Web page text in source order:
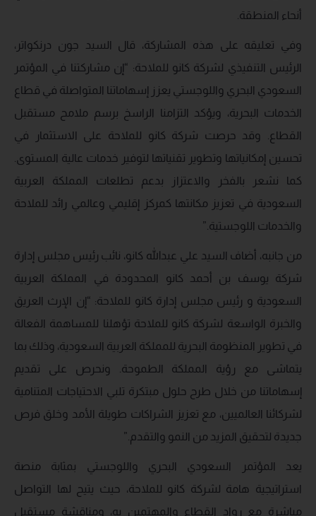
أنحاء المنطقة.
وفي تعليقه على هذه المشاركة، قال السيد جون درنكواتر،
الرئيس التنفيذي لشركة كانو للملاحة: “إن مشاركتنا في المؤتمر
السعودي البحري واللوجستي يعزز إسهاماتنا المتواصلة في قطاع
الخدمات البحرية، ويؤكد التزامنا الراسخ برسم ملامح مستقبل
القطاع. وقد حرصت شركة كانو للملاحة على الاستثمار في
تحسين إمكانياتها وتطوير تقنياتها لتوفير خدمات عالية المستوى.
كما نشعر بالفخر والاعتزاز بدعم تطلعات المملكة العربية
السعودية في تعزيز مكانتها كمركز إقليمي وعالمي رائد للملاحة
والخدمات اللوجستية.”
من جانبه، أضاف السيد علي عبدالله كانو، نائب رئيس مجلس إدارة
شركة يوسف بن أحمد كانو المحدودة في المملكة العربية
السعودية و رئيس مجلس إدارة كانو للملاحة: “إن الإرث العريق
والخبرة الواسعة لشركة كانو للملاحة تؤهلنا للمساهمة الفعالة
في تطوير المنظومة البحرية للمملكة العربية السعودية، وذلك بما
يتماشى مع رؤية المملكة الطموحة. ونحرص على تقديم
إسهاماتنا من خلال طرح حلول مبتكرة تلبي الاحتياجات المتنامية
لشركائنا العالميين، مع تعزيز الشراكات طويلة الأمد وخلق فرص
جديدة لتحقيق المزيد من النمو والتقدم.”
يعد المؤتمر السعودي البحري واللوجستي بمثابة منصة
استراتيجية هامة لشركة كانو للملاحة، حيث يتيح لها التواصل
مباشرة مع رواد القطاع والمهتمين به، ومناقشة مستقبل